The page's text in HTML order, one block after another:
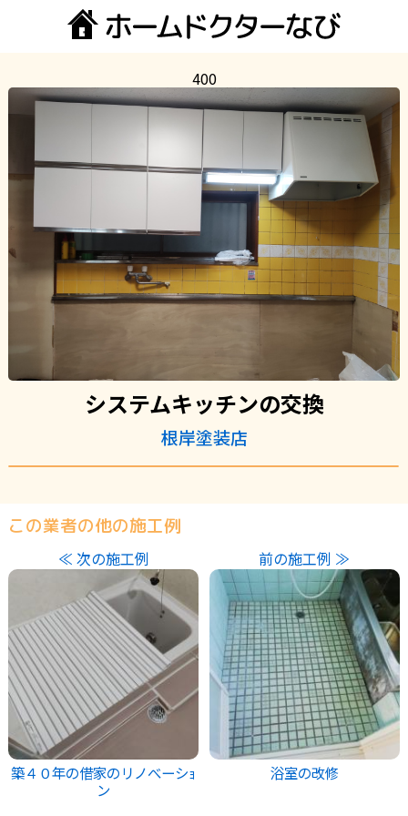
400
システムキッチンの交換
根岸塗装店
この業者の他の施工例
≪ 次の施工例
築４０年の借家のリノべーシｮ
ン
前の施工例 ≫
浴室の改修